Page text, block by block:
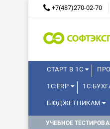
+7(487)270-02-70
СТАРТ В 1С
1С:ERP
БЮДЖЕТНИКАМ
КУРСЫ ДЛЯ
УЧЕБНОЕ